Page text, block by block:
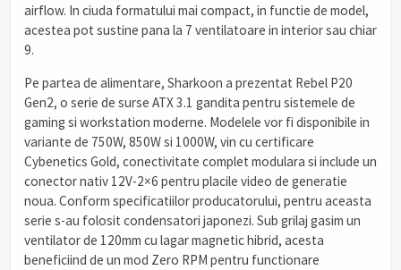
airflow. In ciuda formatului mai compact, in functie de model,
acestea pot sustine pana la 7 ventilatoare in interior sau chiar
9.
Pe partea de alimentare, Sharkoon a prezentat Rebel P20
Gen2, o serie de surse ATX 3.1 gandita pentru sistemele de
gaming si workstation moderne. Modelele vor fi disponibile in
variante de 750W, 850W si 1000W, vin cu certificare
Cybenetics Gold, conectivitate complet modulara si include un
conector nativ 12V-2×6 pentru placile video de generatie
noua. Conform specificatiilor producatorului, pentru aceasta
serie s-au folosit condensatori japonezi. Sub grilaj gasim un
ventilator de 120mm cu lagar magnetic hibrid, acesta
beneficiind de un mod Zero RPM pentru functionare